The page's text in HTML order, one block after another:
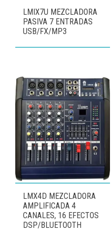
LMIX7U MEZCLADORA
PASIVA 7 ENTRADAS
USB/FX/MP3
LMX4D MEZCLADORA
AMPLIFICADA 4
CANALES, 16 EFECTOS
DSP/BLUETOOTH